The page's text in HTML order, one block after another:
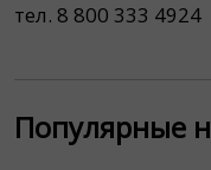
тел. 8 800 333 4924
Популярные